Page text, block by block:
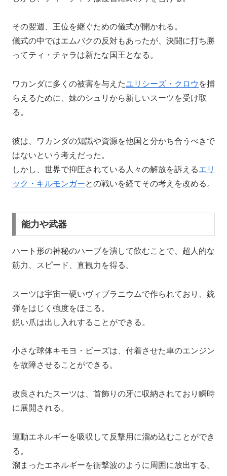
その翌週、王位を継ぐための儀式が開かれる。
儀式の中ではエムバクの反対もあったが、決闘に打ち勝
ってティ・チャラは新たな国王となる。
ワカンダに多くの被害を与えたユリシーズ・クロウ を捕
らえるために、妹のシュリから新しいスーツを受け取
る。
彼は、ワカンダの知識や資源を他国と分かち合うべきで
はないという考えだった。
しかし、世界で抑圧されている人々の解放を訴えるエリ
ック・キルモンガーとの戦いを経てその考えを改める。
能力や武器
ハート形の神秘のハーブを潰して飲むことで、超人的な
筋力、スピード、直観力を得る。
スーツは宇宙一硬いヴィブラニウムで作られており、銃
弾をはじく強度をほこる。
鋭い爪は出し入れすることができる。
小さな球体キモヨ・ビーズは、付着させた車のエンジン
を故障させることができる。
改良されたスーツは、首飾りの牙に収納されており瞬時
に展開される。
運動エネルギーを吸収して反撃用に溜め込むことができ
る。
溜まったエネルギーを衝撃波のように周囲に放出する。